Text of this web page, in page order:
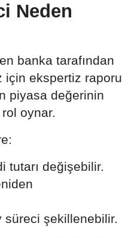
Neden
banka tarafından
için ekspertiz raporu
piyasa değerinin
oynar.
tutarı değişebilir.
süreci şekillenebilir.